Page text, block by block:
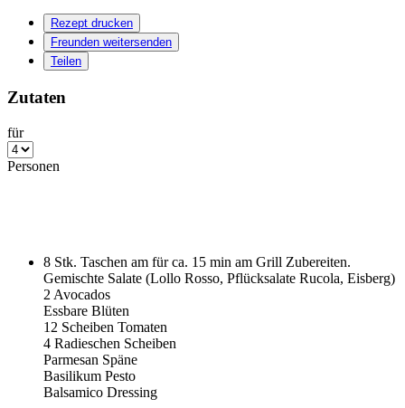
Rezept drucken
Freunden weitersenden
Teilen
Zutaten
für
Personen
8 Stk. Taschen am für ca. 15 min am Grill Zubereiten.
Gemischte Salate (Lollo Rosso, Pflücksalate Rucola, Eisberg)
2 Avocados
Essbare Blüten
12 Scheiben Tomaten
4 Radieschen Scheiben
Parmesan Späne
Basilikum Pesto
Balsamico Dressing